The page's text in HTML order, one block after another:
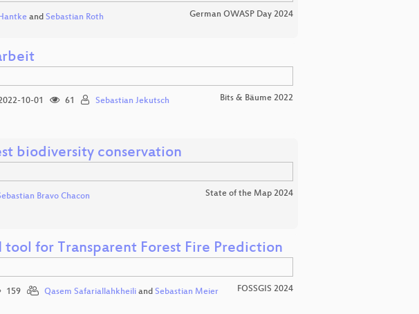
and Sebastian Roth German OWASP Day 2024
10-01 61 Sebastian Jekutsch Bits & Bäume 2022
biodiversity conservation
Bravo Chacon State of the Map 2024
for Transparent Forest Fire Prediction
159 Qasem Safariallahkheiliand Sebastian Meier FOSSGIS 2024